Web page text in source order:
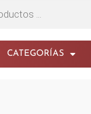
CATEGORÍAS